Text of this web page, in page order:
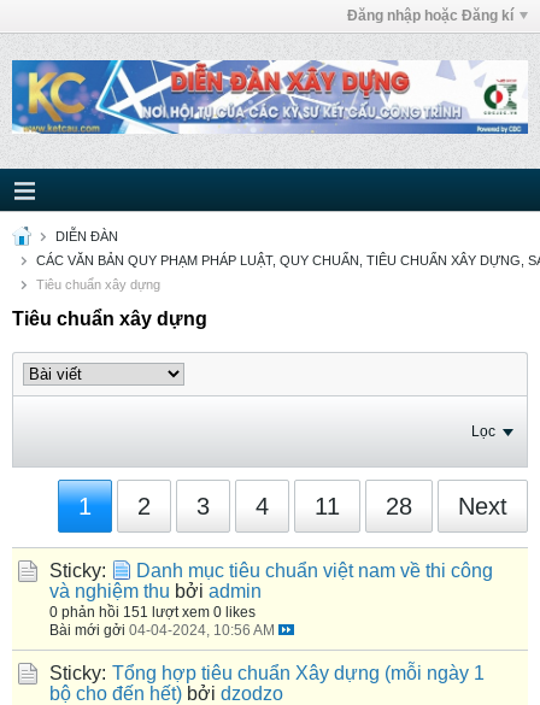
Đăng nhập hoặc Đăng kí
DIỄN ĐÀN
CÁC VĂN BẢN QUY PHẠM PHÁP LUẬT, QUY CHUẨN, TIÊU CHUẨN XÂY DỰNG,
Tiêu chuẩn xây dựng
Tiêu chuẩn xây dựng
Lọc
1 2 3 4 11 28 Next
Sticky:
Danh mục tiêu chuẩn việt nam về thi công
và nghiệm thu bởi admin
0 phản hồi 151 lượt xem 0 likes
Bài mới gởi 04-04-2024, 10:56 AM
Sticky: Tổng hợp tiêu chuẩn Xây dựng (mỗi ngày 1
bộ cho đến hết) bởi dzodzo